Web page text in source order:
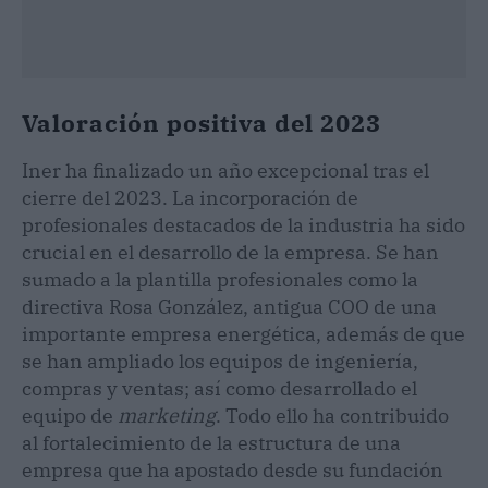
Valoración positiva del 2023
Iner ha finalizado un año excepcional tras el
cierre del 2023. La incorporación de
profesionales destacados de la industria ha sido
crucial en el desarrollo de la empresa. Se han
sumado a la plantilla profesionales como la
directiva Rosa González, antigua COO de una
importante empresa energética, además de que
se han ampliado los equipos de ingeniería,
compras y ventas; así como desarrollado el
equipo de marketing. Todo ello ha contribuido
al fortalecimiento de la estructura de una
empresa que ha apostado desde su fundación